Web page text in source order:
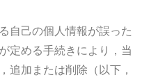
自己の個人情報が誤った
定める手続きにより，当
追加または削除（以下，